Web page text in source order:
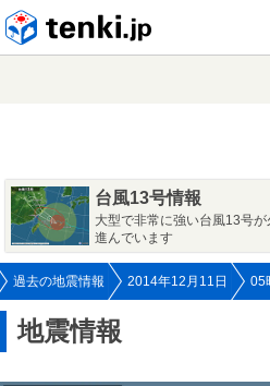
台風13号情報
大型で非常に強い台風13号
進んでいます
過去の地震情報 2014年12月11日 05
地震情報